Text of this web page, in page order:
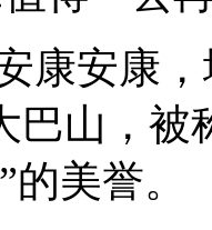
康安康
巴山，被
美誉。